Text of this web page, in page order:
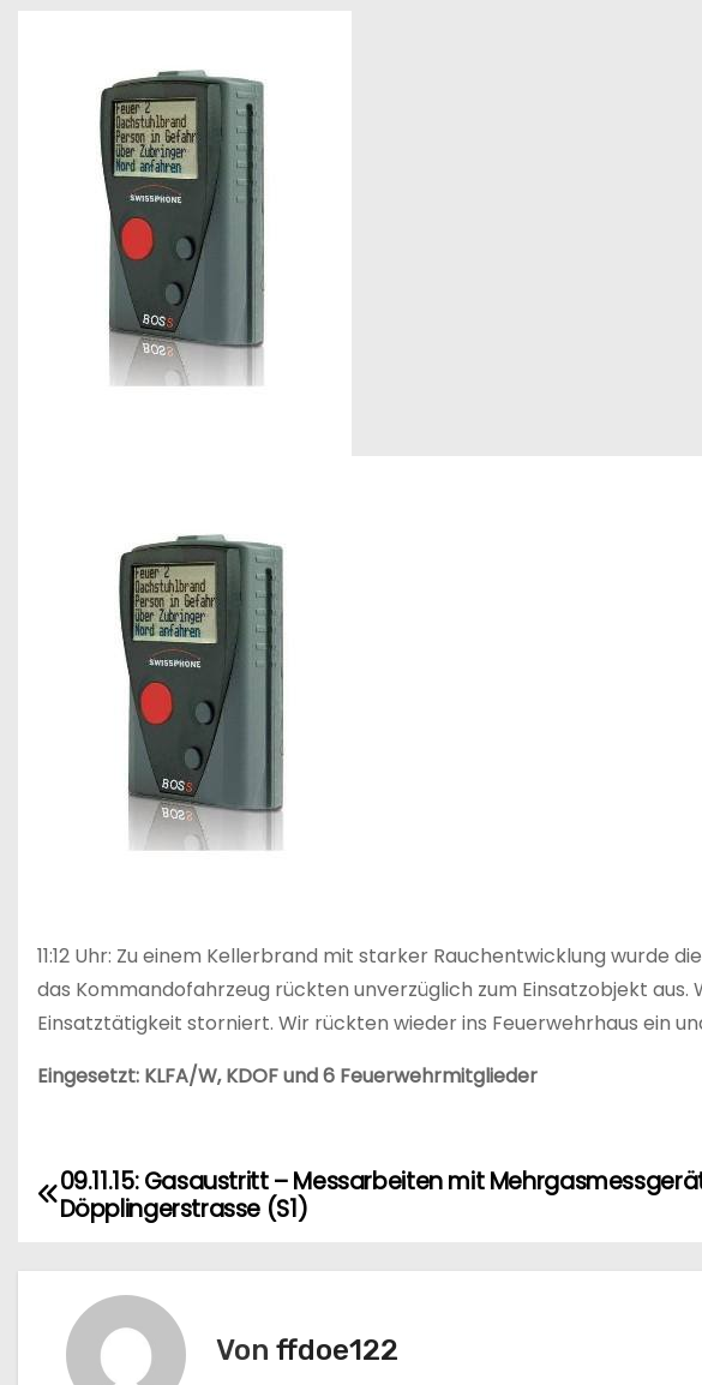
11:12 Uhr: Zu einem Kellerbrand mit starker Rauchentwicklung wurde
das Kommandofahrzeug rückten unverzüglich zum Einsatzobjekt
Einsatztätigkeit storniert. Wir rückten wieder ins Feuerwehrhaus ein
Eingesetzt: KLFA/W, KDOF und 6 Feuerwehrmitglieder
B09.11.15: Gasaustritt – Messarbeiten mit
Döpplingerstrasse (S1)
Von ffdoe122